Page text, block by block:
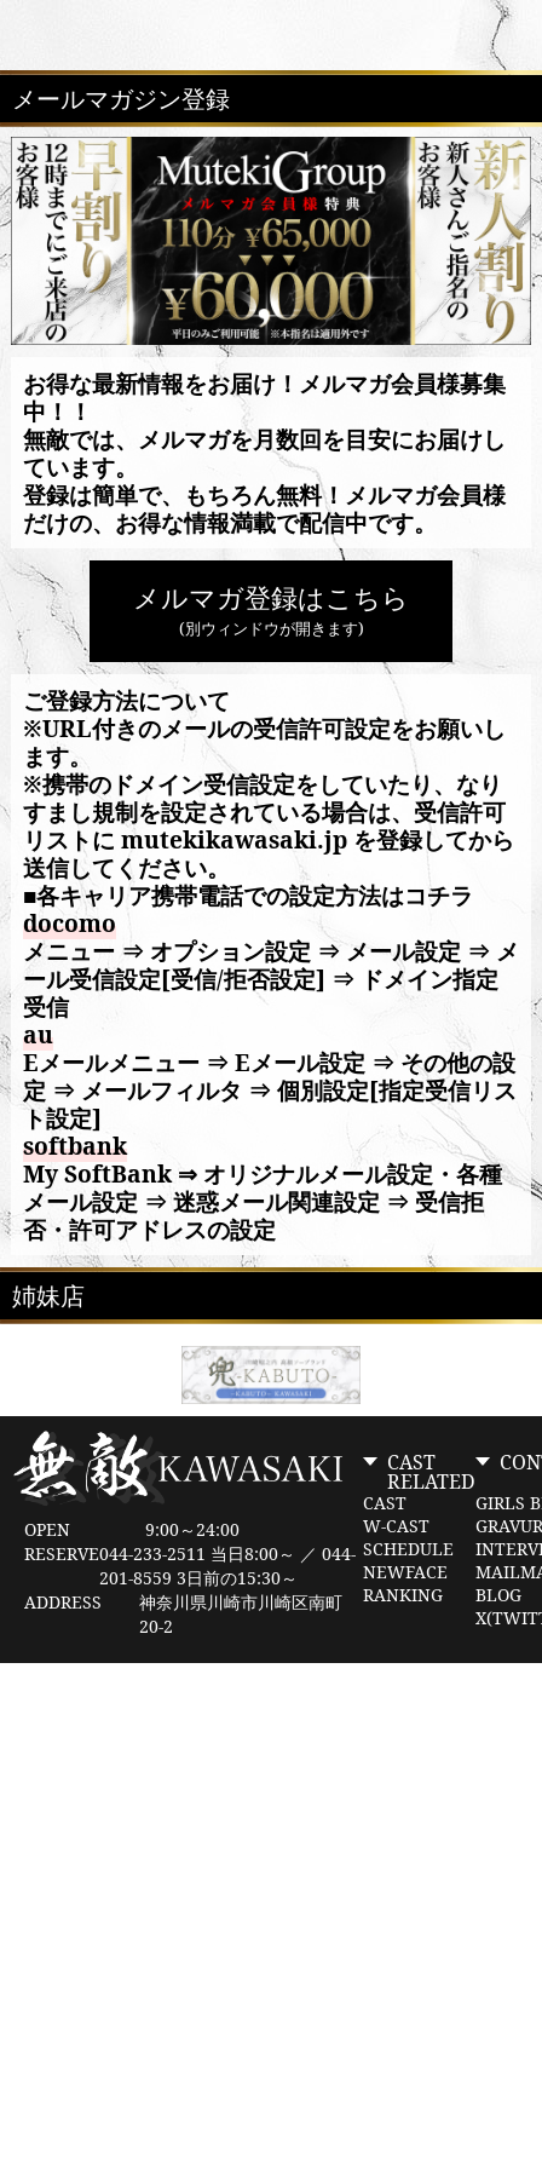
メールマガジン登録
お得な最新情報をお届け！メルマガ会員様募集
中！！
無敵では、メルマガを月数回を目安にお届けし
ています。
登録は簡単で、もちろん無料！メルマガ会員様
だけの、お得な情報満載で配信中です。
メルマガ登録はこちら
(別ウィンドウが開きます)
ご登録方法について
※URL付きのメールの受信許可設定をお願いし
ます。
※携帯のドメイン受信設定をしていたり、なり
すまし規制を設定されている場合は、受信許可
リストに mutekikawasaki.jp を登録してから
送信してください。
■各キャリア携帯電話での設定方法はコチラ
docomo
メニュー ⇒ オプション設定 ⇒ メール設定 ⇒ メ
ール受信設定[受信/拒否設定] ⇒ ドメイン指定
受信
au
Eメールメニュー ⇒ Eメール設定 ⇒ その他の設
定 ⇒ メールフィルタ ⇒ 個別設定[指定受信リス
ト設定]
softbank
My SoftBank ⇒ オリジナルメール設定・各種
メール設定 ⇒ 迷惑メール関連設定 ⇒ 受信拒
否・許可アドレスの設定
姉妹店
OPEN
9:00～24:00
RESERVE044-233-2511 当日8:00～ ／ 044-
201-8559 3日前の15:30～
ADDRESS
神奈川県川崎市川崎区南町
20-2
CAST
RELATED
CAST
W-CAST
SCHEDULE
NEWFACE
RANKING
GIRLS
BLOG